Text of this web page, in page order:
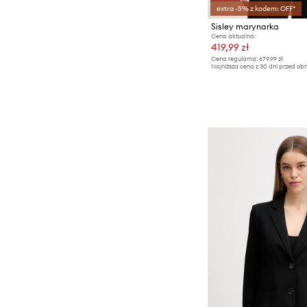
extra -5% z kodem: OFF*
Sisley marynarka
Cena aktualna:
419,99 zł
Cena regularna: 679,99 zł
Najniższa cena z 30 dni przed